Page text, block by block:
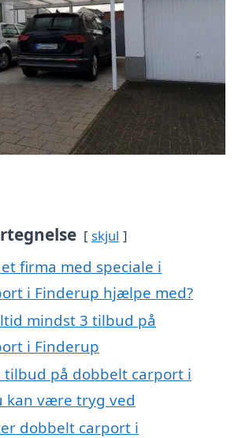
skjul
firma med speciale i
i Finderup hjælpe med?
mindst 3 tilbud på
i Finderup
tilbud på dobbelt carport i
kan være tryg ved
dobbelt carport i